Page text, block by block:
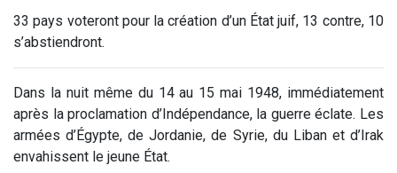
33 pays voteront pour la création d’un État juif, 13 contre, 10
s’abstiendront.
Dans la nuit même du 14 au 15 mai 1948, immédiatement
après la proclamation d’Indépendance, la guerre éclate. Les
armées d’Égypte, de Jordanie, de Syrie, du Liban et d’Irak
envahissent le jeune État.